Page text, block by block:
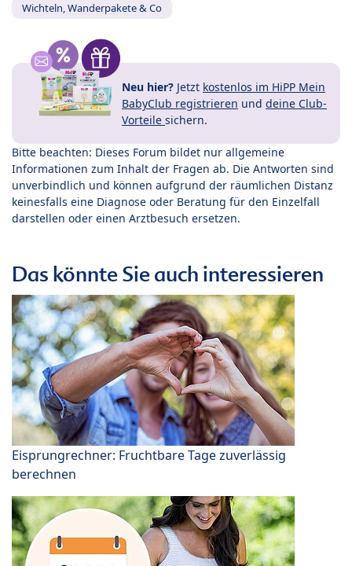
Wichteln, Wanderpakete & Co
Neu hier? Jetzt kostenlos im HiPP Mein
BabyClub registrieren und deine Club-
Vorteile sichern.
Bitte beachten: Dieses Forum bildet nur allgemeine
Informationen zum Inhalt der Fragen ab. Die Antworten sind
unverbindlich und können aufgrund der räumlichen Distanz
keinesfalls eine Diagnose oder Beratung für den Einzelfall
darstellen oder einen Arztbesuch ersetzen.
Das könnte Sie auch interessieren
Eisprungrechner: Fruchtbare Tage zuverlässig
berechnen